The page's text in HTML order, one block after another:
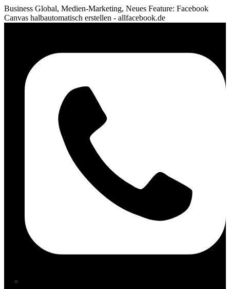
Business Global, Medien-Marketing, Neues Feature: Facebook
Canvas halbautomatisch erstellen - allfacebook.de